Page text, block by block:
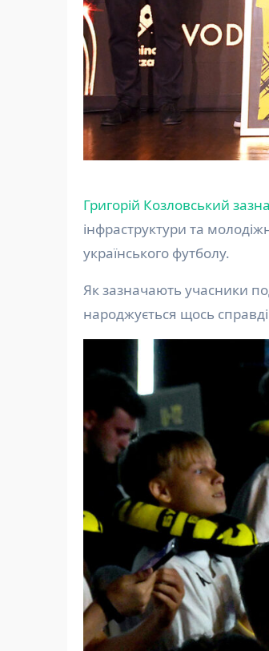
Григорій Козловський
інфраструктури та
українського футболу.
Як зазначають учасники
народжується щось